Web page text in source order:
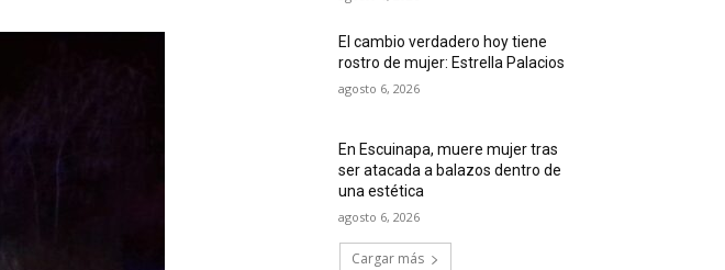
El cambio verdadero hoy tiene
rostro de mujer: Estrella Palacios
agosto 6, 2026
En Escuinapa, muere mujer tras
ser atacada a balazos dentro de
una estética
agosto 6, 2026
Cargar más